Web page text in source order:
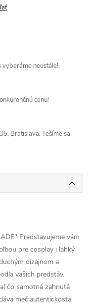
neustále!
cenu!
Bratislava. Tešíme sa
Predstavujeme vám
pre cosplay i ľahký
dizajnom a
vašich predstáv.
čo samotná zahnutá
mečiautentickosťa